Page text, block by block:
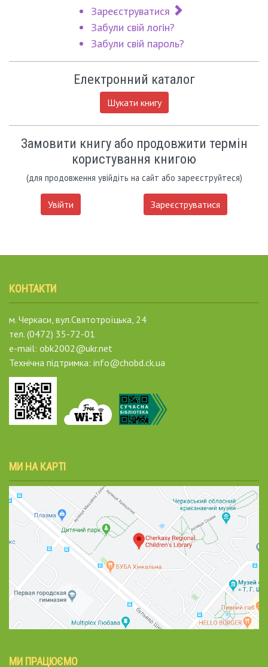
Зареєструватися
Забули свій логін?
Забули свій пароль?
Електронний каталог
Шукати книгу
Замовити книгу або продовжити термін
користування книгою
(для продовження увійдіть на сайт або зареєструйтеся)
Увійти Зареєструватися
КОНТАКТИ
м. Черкаси, вул.Святотроїцька, 24
тел. (0472) 35-72-01
e-mail: obk2002@ukr.net
Технічна підтримка: info@chobd.ck.ua
МИ НА КАРТІ
МИ ПРАЦЮЄМО